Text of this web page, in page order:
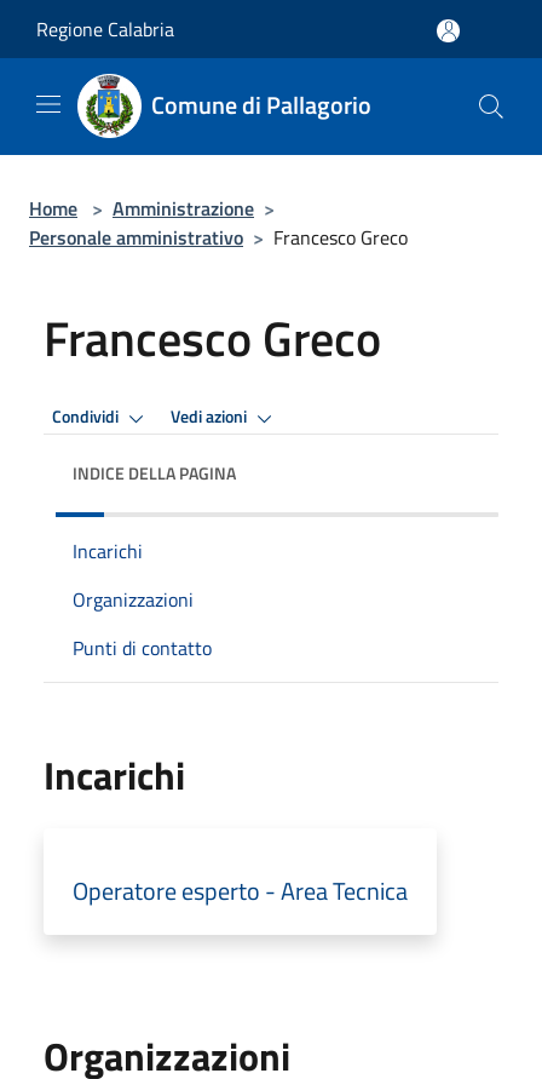
Regione Calabria
Comune di Pallagorio
Home > Amministrazione >
Personale amministrativo > Francesco Greco
Francesco Greco
Condividi Vedi azioni
INDICE DELLA PAGINA
Incarichi
Organizzazioni
Punti di contatto
Incarichi
Operatore esperto - Area Tecnica
Organizzazioni